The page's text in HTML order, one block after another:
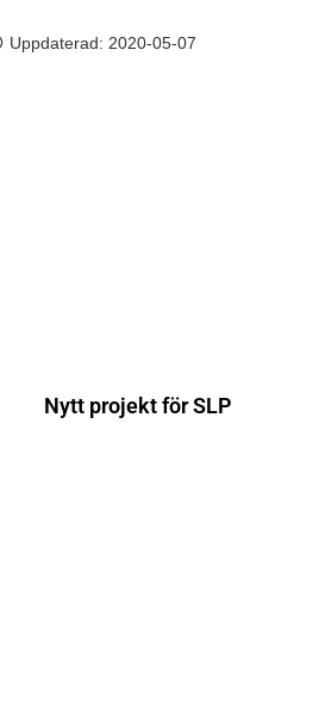
Uppdaterad: 2020-05-07
Nytt projekt för SLP